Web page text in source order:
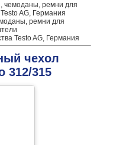
чемоданы, ремни для
AG, Германия
ремни для
Testo AG, Германия
чехол
312/315